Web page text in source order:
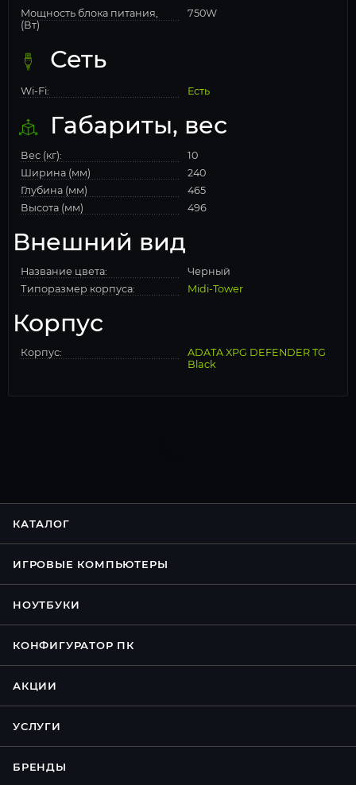
Мощность блока питания,
(Вт)
750W
Сеть
Wi-Fi: Есть
Габариты, вес
Вес (кг):
10
Ширина (мм)
240
Глубина (мм)
465
Высота (мм)
496
Внешний вид
Название цвета:
Черный
Типоразмер корпуса:
Midi-Tower
Корпус
Корпус:
ADATA XPG DEFENDER TG
Black
КАТАЛОГ
ИГРОВЫЕ КОМПЬЮТЕРЫ
НОУТБУКИ
КОНФИГУРАТОР ПК
АКЦИИ
УСЛУГИ
БРЕНДЫ